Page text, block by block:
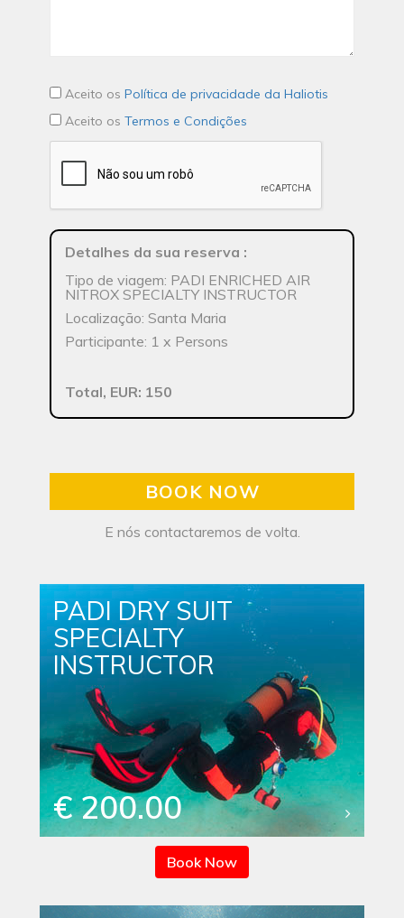
Aceito os Política de privacidade da Haliotis
Aceito os Termos e Condições
Detalhes da sua reserva :
Tipo de viagem: PADI ENRICHED AIR
NITROX SPECIALTY INSTRUCTOR
Localização: Santa Maria
Participante: 1 x Persons
Total, EUR: 150
BOOK NOW
E nós contactaremos de volta.
PADI DRY SUIT
SPECIALTY
INSTRUCTOR
€ 200.00
Book Now